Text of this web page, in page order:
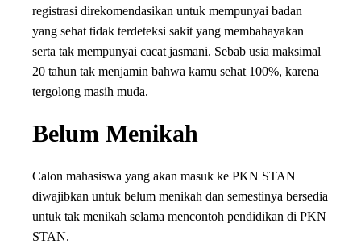
registrasi direkomendasikan untuk mempunyai badan
yang sehat tidak terdeteksi sakit yang membahayakan
serta tak mempunyai cacat jasmani. Sebab usia maksimal
20 tahun tak menjamin bahwa kamu sehat 100%, karena
tergolong masih muda.
Belum Menikah
Calon mahasiswa yang akan masuk ke PKN STAN
diwajibkan untuk belum menikah dan semestinya bersedia
untuk tak menikah selama mencontoh pendidikan di PKN
STAN.